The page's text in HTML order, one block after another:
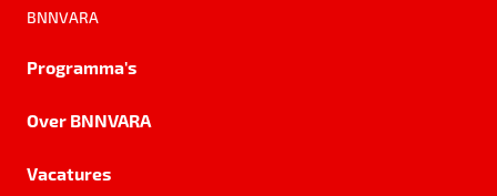
BNNVARA
Programma's
Over BNNVARA
Vacatures